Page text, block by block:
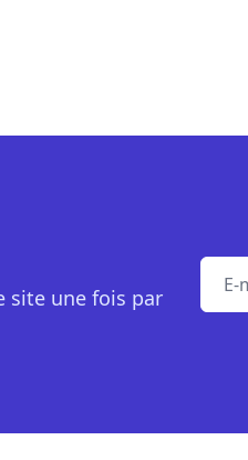
site une fois par
E-